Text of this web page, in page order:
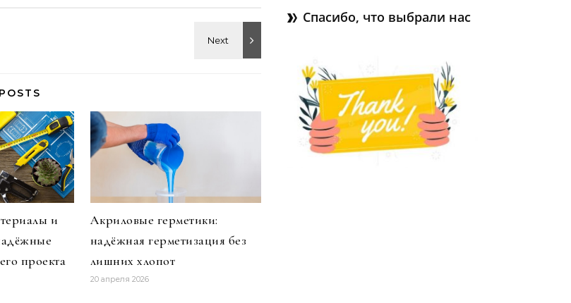
и
проекта
Акриловые герметики:
надёжная герметизация без
лишних хлопот
20 апреля 2026
Спасибо, что выбрали нас